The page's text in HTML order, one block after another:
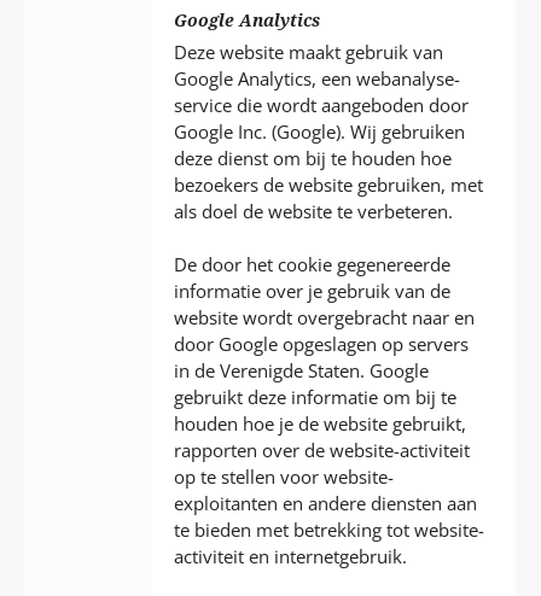
Google Analytics
Deze website maakt gebruik van
Google Analytics, een webanalyse-
service die wordt aangeboden door
Google Inc. (Google). Wij gebruiken
deze dienst om bij te houden hoe
bezoekers de website gebruiken, met
als doel de website te verbeteren.
De door het cookie gegenereerde
informatie over je gebruik van de
website wordt overgebracht naar en
door Google opgeslagen op servers
in de Verenigde Staten. Google
gebruikt deze informatie om bij te
houden hoe je de website gebruikt,
rapporten over de website-activiteit
op te stellen voor website-
exploitanten en andere diensten aan
te bieden met betrekking tot website-
activiteit en internetgebruik.